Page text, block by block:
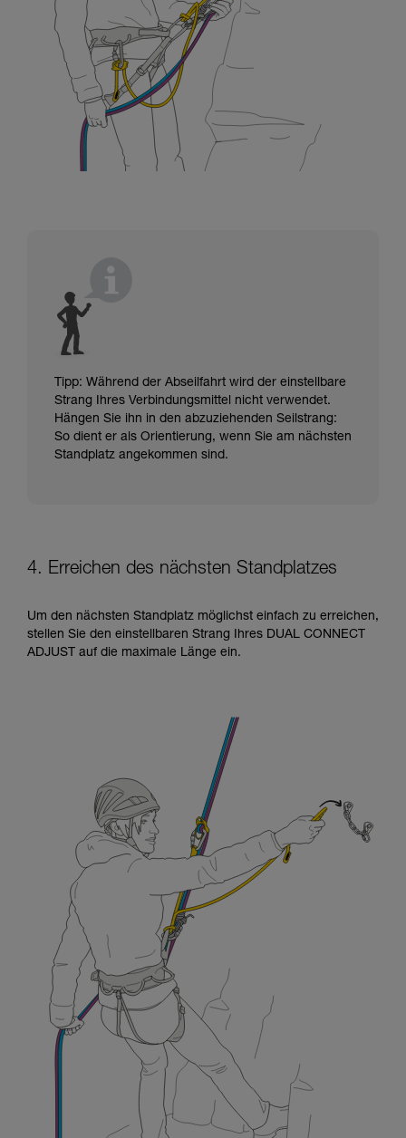
Tipp: Während der Abseilfahrt wird der einstellbare
Strang Ihres Verbindungsmittel nicht verwendet.
Hängen Sie ihn in den abzuziehenden Seilstrang:
So dient er als Orientierung, wenn Sie am nächsten
Standplatz angekommen sind.
4. Erreichen des nächsten Standplatzes
Um den nächsten Standplatz möglichst einfach zu erreichen,
stellen Sie den einstellbaren Strang Ihres DUAL CONNECT
ADJUST auf die maximale Länge ein.